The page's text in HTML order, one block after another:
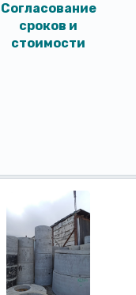
Согласование
сроков и
стоимости